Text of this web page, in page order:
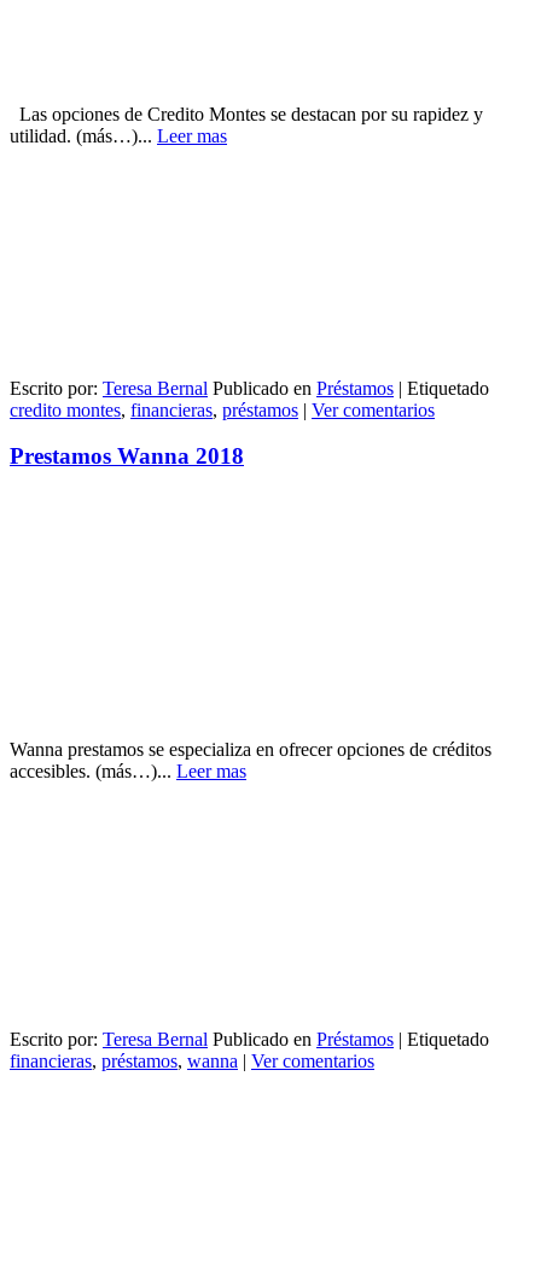
Las opciones de Credito Montes se destacan por su rapidez y
utilidad. (más…)... Leer mas
Escrito por: Teresa Bernal Publicado en Préstamos | Etiquetado
credito montes, financieras, préstamos | Ver comentarios
Prestamos Wanna 2018
Wanna prestamos se especializa en ofrecer opciones de créditos
accesibles. (más…)... Leer mas
Escrito por: Teresa Bernal Publicado en Préstamos | Etiquetado
financieras, préstamos, wanna | Ver comentarios